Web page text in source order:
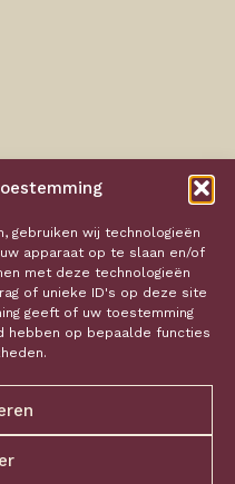
gebruiken wij technologieën
apparaat op te slaan en/of
met deze technologieën
of unieke ID's op deze site
geeft of uw toestemming
hebben op bepaalde functies
Mail ons